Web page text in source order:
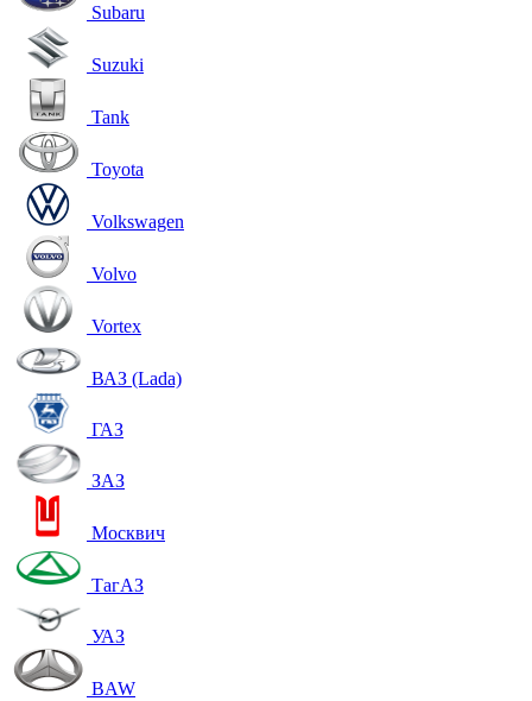
Subaru
Suzuki
Tank
Toyota
Volkswagen
Volvo
Vortex
ВАЗ (Lada)
ГАЗ
ЗАЗ
Москвич
ТагАЗ
УАЗ
BAW